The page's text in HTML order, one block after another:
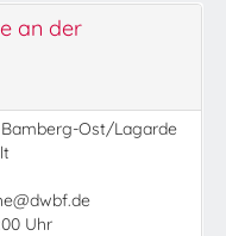
an der
Ost/Lagarde
Uhr